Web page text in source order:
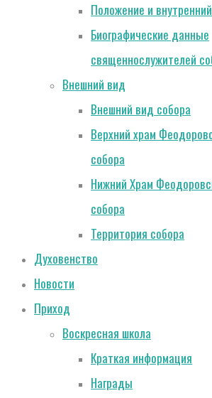
Положение и
Биографические данные
священнослужителей
Внешний вид
Внешний вид собора
Верхний храм
собора
Нижний Храм
собора
Территория собора
Духовенство
Новости
Приход
Воскресная школа
Краткая информация
Награды